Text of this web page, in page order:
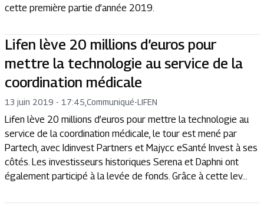
cette première partie d’année 2019.
Lifen lève 20 millions d’euros pour
mettre la technologie au service de la
coordination médicale
13 juin 2019 - 17:45 Communiqué-LIFEN
Lifen lève 20 millions d’euros pour mettre la technologie au
service de la coordination médicale, le tour est mené par
Partech, avec Idinvest Partners et Majycc eSanté Invest à ses
côtés. Les investisseurs historiques Serena et Daphni ont
également participé à la levée de fonds. Grâce à cette lev...